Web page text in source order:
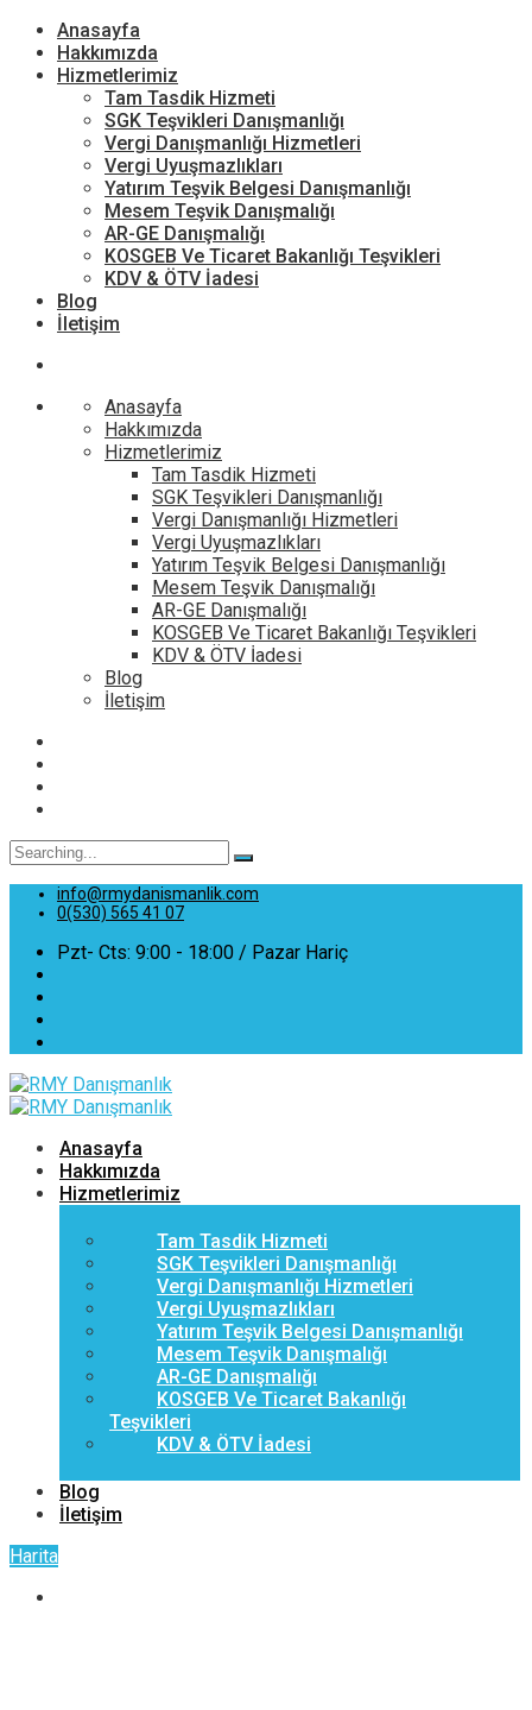
Anasayfa
Hakkımızda
Hizmetlerimiz
Tam Tasdik Hizmeti
SGK Teşvikleri Danışmanlığı
Vergi Danışmanlığı Hizmetleri
Vergi Uyuşmazlıkları
Yatırım Teşvik Belgesi Danışmanlığı
Mesem Teşvik Danışmalığı
AR-GE Danışmalığı
KOSGEB Ve Ticaret Bakanlığı Teşvikleri
KDV & ÖTV İadesi
Blog
İletişim
Anasayfa
Hakkımızda
Hizmetlerimiz
Tam Tasdik Hizmeti
SGK Teşvikleri Danışmanlığı
Vergi Danışmanlığı Hizmetleri
Vergi Uyuşmazlıkları
Yatırım Teşvik Belgesi Danışmanlığı
Mesem Teşvik Danışmalığı
AR-GE Danışmalığı
KOSGEB Ve Ticaret Bakanlığı Teşvikleri
KDV & ÖTV İadesi
Blog
İletişim
Search
for:
info@rmydanismanlik.com
0(530) 565 41 07
Pzt- Cts: 9:00 - 18:00 / Pazar Hariç
Anasayfa
Hakkımızda
Hizmetlerimiz
Tam Tasdik Hizmeti
SGK Teşvikleri Danışmanlığı
Vergi Danışmanlığı Hizmetleri
Vergi Uyuşmazlıkları
Yatırım Teşvik Belgesi Danışmanlığı
Mesem Teşvik Danışmalığı
AR-GE Danışmalığı
KOSGEB Ve Ticaret Bakanlığı
Teşvikleri
KDV & ÖTV İadesi
Blog
İletişim
Harita